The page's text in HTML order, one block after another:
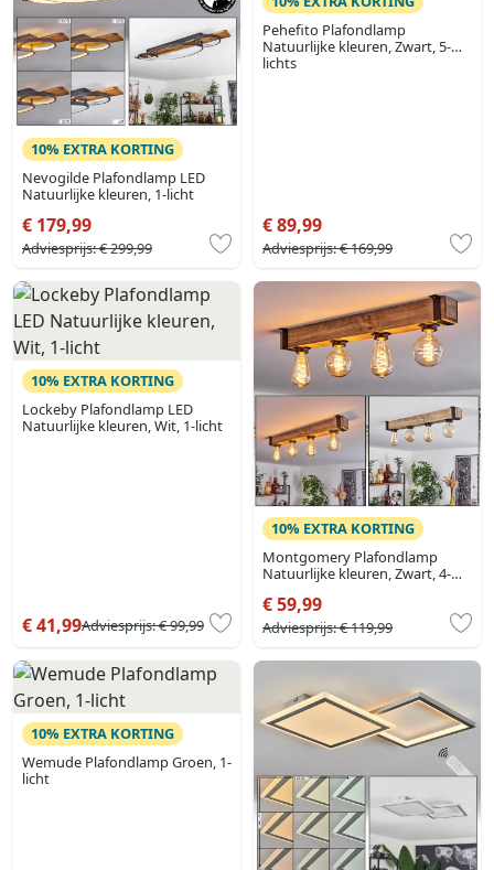
10% EXTRA KORTING
Nevogilde Plafondlamp LED
Natuurlijke kleuren, 1-licht
€ 179,99
Adviesprijs:€ 299,99
Pehefito Plafondlamp
Natuurlijke kleuren, Zwart, 5-
lichts
€ 89,99
Adviesprijs:€ 169,99
10% EXTRA KORTING
Lockeby Plafondlamp LED
Natuurlijke kleuren, Wit, 1-licht
€ 41,99Adviesprijs:€ 99,99
10% EXTRA KORTING
Montgomery Plafondlamp
Natuurlijke kleuren, Zwart, 4-
€ 59,99
Adviesprijs:€ 119,99
10% EXTRA KORTING
Wemude Plafondlamp Groen, 1-
licht